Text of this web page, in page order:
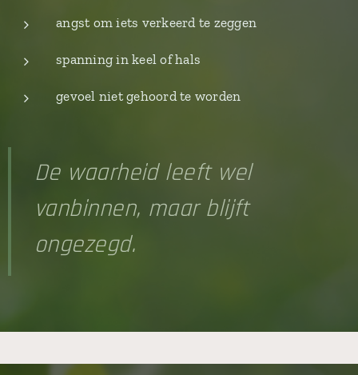
angst om iets verkeerd te zeggen
spanning in keel of hals
gevoel niet gehoord te worden
De waarheid leeft wel
vanbinnen, maar blijft
ongezegd.